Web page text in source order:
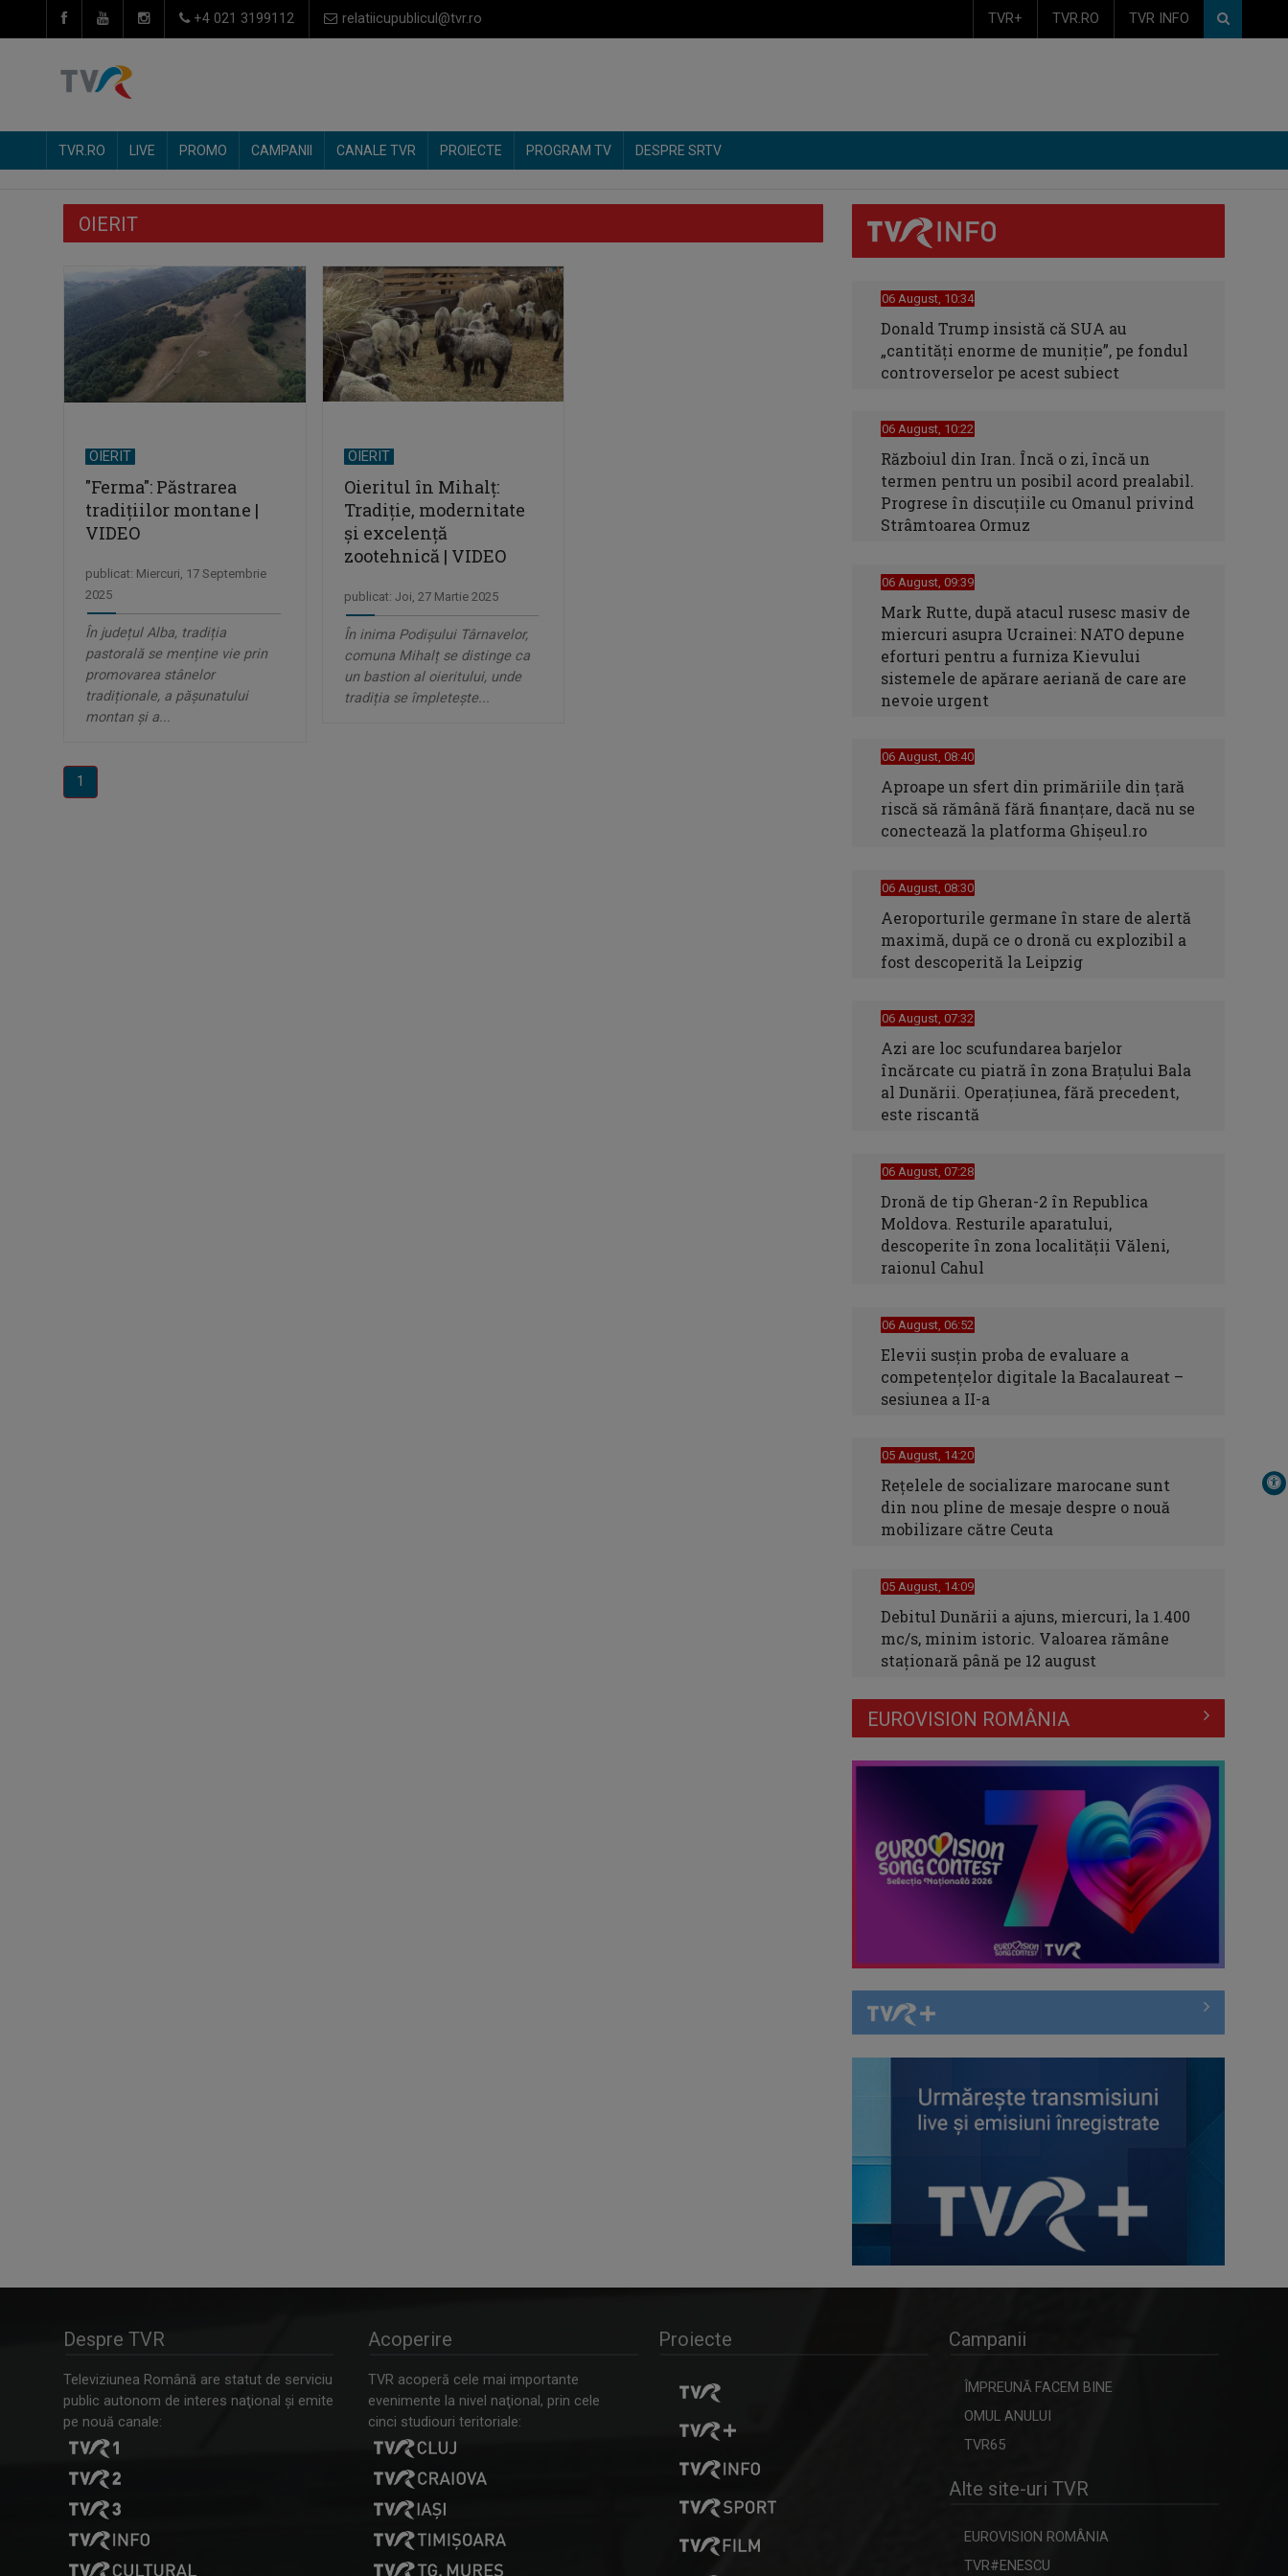
+4 021 3199112 relatiicupublicul@tvr.ro TVR+ TVR.RO TVR INFO
TVR.RO LIVE PROMO CAMPANII CANALE TVR PROIECTE PROGRAM TV DESPRE SRTV
OIERIT
OIERIT
"Ferma": Păstrarea
tradițiilor montane |
VIDEO
publicat: Miercuri, 17 Septembrie
2025
În județul Alba, tradiția
pastorală se menține vie prin
promovarea stânelor
tradiționale, a pășunatului
montan și a...
OIERIT
Oieritul în Mihalț:
Tradiție, modernitate
și excelență
zootehnică | VIDEO
publicat: Joi, 27 Martie 2025
În inima Podișului Târnavelor,
comuna Mihalț se distinge ca
un bastion al oieritului, unde
tradiția se împletește...
1
06 August, 10:34
Donald Trump insistă că SUA au
„cantităţi enorme de muniţie”, pe fondul
controverselor pe acest subiect
06 August, 10:22
Războiul din Iran. Încă o zi, încă un
termen pentru un posibil acord prealabil.
Progrese în discuțiile cu Omanul privind
Strâmtoarea Ormuz
06 August, 09:39
Mark Rutte, după atacul rusesc masiv de
miercuri asupra Ucrainei: NATO depune
eforturi pentru a furniza Kievului
sistemele de apărare aeriană de care are
nevoie urgent
06 August, 08:40
Aproape un sfert din primăriile din țară
riscă să rămână fără finanțare, dacă nu se
conectează la platforma Ghișeul.ro
06 August, 08:30
Aeroporturile germane în stare de alertă
maximă, după ce o dronă cu explozibil a
fost descoperită la Leipzig
06 August, 07:32
Azi are loc scufundarea barjelor
încărcate cu piatră în zona Brațului Bala
al Dunării. Operațiunea, fără precedent,
este riscantă
06 August, 07:28
Dronă de tip Gheran-2 în Republica
Moldova. Resturile aparatului,
descoperite în zona localității Văleni,
raionul Cahul
06 August, 06:52
Elevii susțin proba de evaluare a
competențelor digitale la Bacalaureat –
sesiunea a II-a
05 August, 14:20
Reţelele de socializare marocane sunt
din nou pline de mesaje despre o nouă
mobilizare către Ceuta
05 August, 14:09
Debitul Dunării a ajuns, miercuri, la 1.400
mc/s, minim istoric. Valoarea rămâne
staţionară până pe 12 august
EUROVISION ROMÂNIA
Despre TVR
Televiziunea Română are statut de serviciu
public autonom de interes naţional şi emite
pe nouă canale:
Acoperire
TVR acoperă cele mai importante
evenimente la nivel naţional, prin cele
cinci studiouri teritoriale:
Proiecte Campanii
ÎMPREUNĂ FACEM BINE
OMUL ANULUI
TVR65
Alte site-uri TVR
EUROVISION ROMÂNIA
TVR#ENESCU